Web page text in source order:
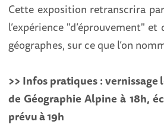
Cette exposition retranscrira
l’expérience "d’éprouvement"
géographes, sur ce que l’on
>> Infos pratiques :
de Géographie Alpine à 18h,
prévu à 19h